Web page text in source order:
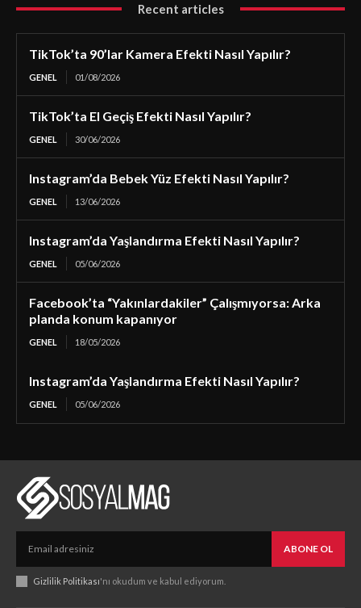
Recent articles
TikTok’ta 90’lar Kamera Efekti Nasıl Yapılır?
GENEL 01/08/2026
TikTok’ta El Geçiş Efekti Nasıl Yapılır?
GENEL 30/06/2026
Instagram’da Bebek Yüz Efekti Nasıl Yapılır?
GENEL 13/06/2026
Instagram’da Yaşlandırma Efekti Nasıl Yapılır?
GENEL 05/06/2026
Facebook’ta “Yakınlardakiler” Çalışmıyorsa: Arka
planda konum kapanıyor
GENEL 18/05/2026
Instagram’da Yaşlandırma Efekti Nasıl Yapılır?
GENEL 05/06/2026
ABONE OL
Gizlilik Politikası'nı okudum ve kabul ediyorum.